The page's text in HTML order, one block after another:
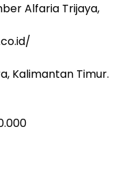
Alfaria Trijaya,
Kalimantan Timur.